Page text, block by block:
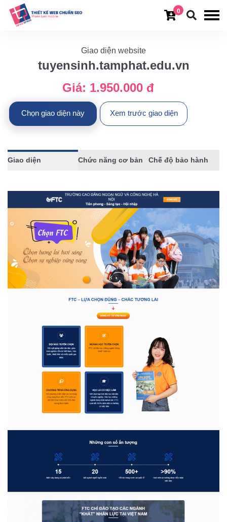
0
Giao diện website
tuyensinh.tamphat.edu.vn
Giá: 1.950.000 đ
Chọn giao diện này Xem trước giao diện
Giao diện Chức năng cơ bản Chế độ bảo hành